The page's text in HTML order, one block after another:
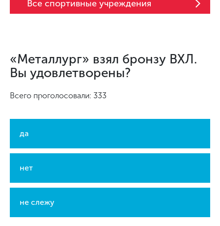
Все спортивные учреждения
«Металлург» взял бронзу ВХЛ.
Вы удовлетворены?
Всего проголосовали: 333
да
нет
не слежу